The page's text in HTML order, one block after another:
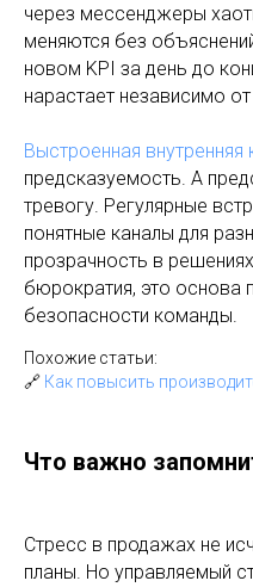
через мессенджеры
меняются без
новом KPI за день до
нарастает независимо от
Выстроенная внутренняя
предсказуемость. А
тревогу. Регулярные
понятные каналы для
прозрачность в
бюрократия, это основа
безопасности команды.
Похожие статьи:
🔗 Как повысить
Что важно
Стресс в продажах не
планы. Но управляемый